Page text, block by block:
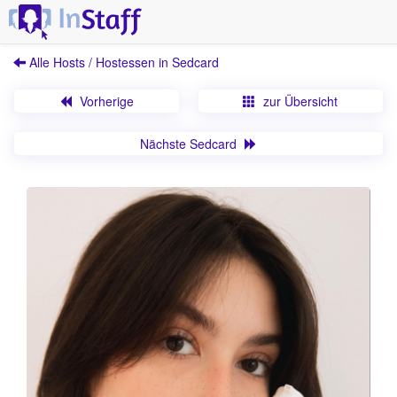
Alle Hosts / Hostessen in Sedcard
Vorherige zur Übersicht
Nächste Sedcard